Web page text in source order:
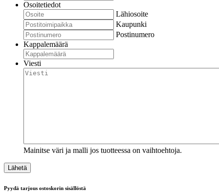
Osoitetiedot
Lähiosoite
Kaupunki
Postinumero
Kappalemäärä
Viesti
Mainitse väri ja malli jos tuotteessa on vaihtoehtoja.
Pyydä tarjous ostoskorin sisällöstä